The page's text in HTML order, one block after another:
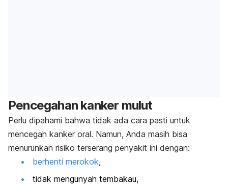
Pencegahan kanker mulut
Perlu dipahami bahwa tidak ada cara pasti untuk
mencegah kanker oral. Namun, Anda masih bisa
menurunkan risiko terserang penyakit ini dengan:
berhenti merokok,
tidak mengunyah tembakau,